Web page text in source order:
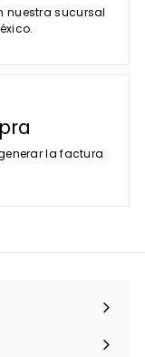
nuestra sucursal
la factura